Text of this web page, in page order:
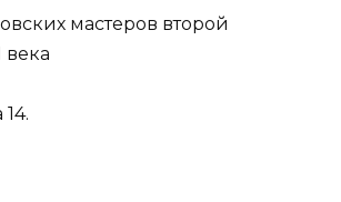
мастеров второй
века